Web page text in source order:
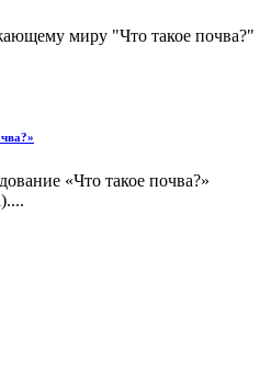
миру "Что такое почва?"
«Что такое почва?»